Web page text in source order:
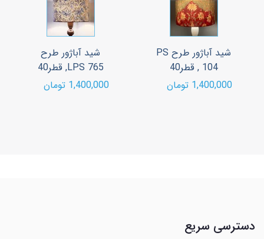
شید آباژور طرح PS
104 , قطر40
1,400,000 تومان
شید آباژور طرح
LPS 765, قطر40
1,400,000 تومان
دسترسی سریع